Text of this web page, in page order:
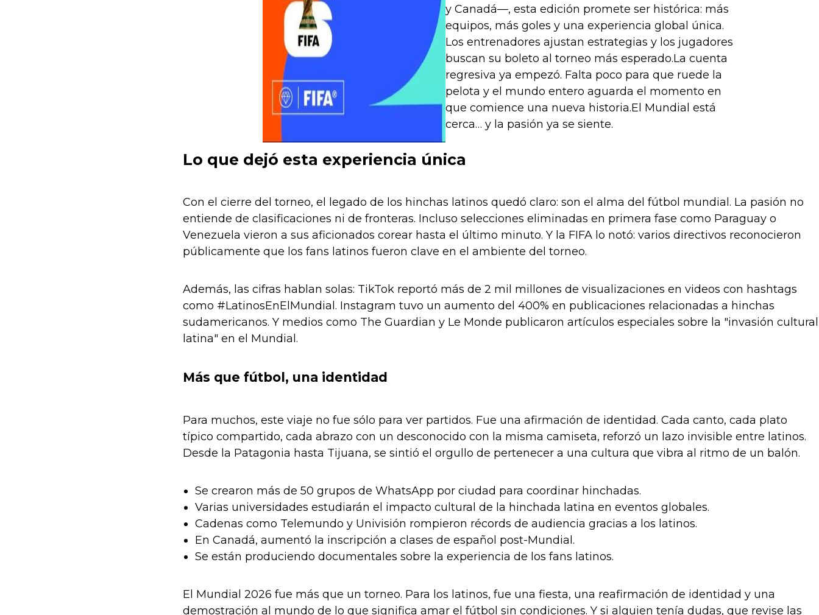
y Canadá—, esta edición promete ser histórica: más
equipos, más goles y una experiencia global única.
Los entrenadores ajustan estrategias y los jugadores
buscan su boleto al torneo más esperado.La cuenta
regresiva ya empezó. Falta poco para que ruede la
pelota y el mundo entero aguarda el momento en
que comience una nueva historia.El Mundial está
cerca… y la pasión ya se siente.
Lo que dejó esta experiencia única
Con el cierre del torneo, el legado de los hinchas latinos quedó claro: son el alma del fútbol mundial. La pasión no
entiende de clasificaciones ni de fronteras. Incluso selecciones eliminadas en primera fase como Paraguay o
Venezuela vieron a sus aficionados corear hasta el último minuto. Y la FIFA lo notó: varios directivos reconocieron
públicamente que los fans latinos fueron clave en el ambiente del torneo.
Además, las cifras hablan solas: TikTok reportó más de 2 mil millones de visualizaciones en videos con hashtags
como #LatinosEnElMundial. Instagram tuvo un aumento del 400% en publicaciones relacionadas a hinchas
sudamericanos. Y medios como The Guardian y Le Monde publicaron artículos especiales sobre la "invasión cultural
latina" en el Mundial.
Más que fútbol, una identidad
Para muchos, este viaje no fue sólo para ver partidos. Fue una afirmación de identidad. Cada canto, cada plato
típico compartido, cada abrazo con un desconocido con la misma camiseta, reforzó un lazo invisible entre latinos.
Desde la Patagonia hasta Tijuana, se sintió el orgullo de pertenecer a una cultura que vibra al ritmo de un balón.
Se crearon más de 50 grupos de WhatsApp por ciudad para coordinar hinchadas.
Varias universidades estudiarán el impacto cultural de la hinchada latina en eventos globales.
Cadenas como Telemundo y Univisión rompieron récords de audiencia gracias a los latinos.
En Canadá, aumentó la inscripción a clases de español post-Mundial.
Se están produciendo documentales sobre la experiencia de los fans latinos.
El Mundial 2026 fue más que un torneo. Para los latinos, fue una fiesta, una reafirmación de identidad y una
demostración al mundo de lo que significa amar el fútbol sin condiciones. Y si alguien tenía dudas, que revise las